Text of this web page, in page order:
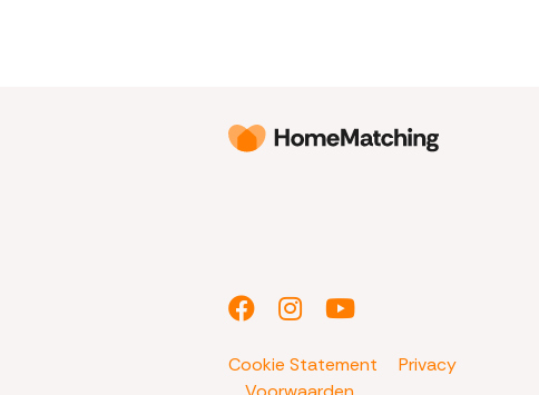
Cookie Statement
Privacy